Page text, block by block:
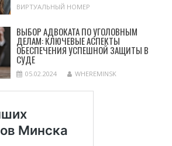
ВИРТУАЛЬНЫЙ НОМЕР
ВЫБОР АДВОКАТА ПО УГОЛОВНЫМ
ДЕЛАМ: КЛЮЧЕВЫЕ АСПЕКТЫ
ОБЕСПЕЧЕНИЯ УСПЕШНОЙ ЗАЩИТЫ В
СУДЕ
05.02.2024 WHEREMINSK